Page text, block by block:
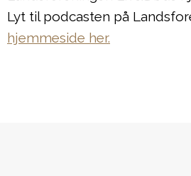
Lyt til podcasten på
hjemmeside her.